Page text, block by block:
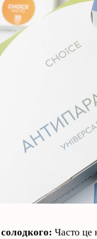
Часто це